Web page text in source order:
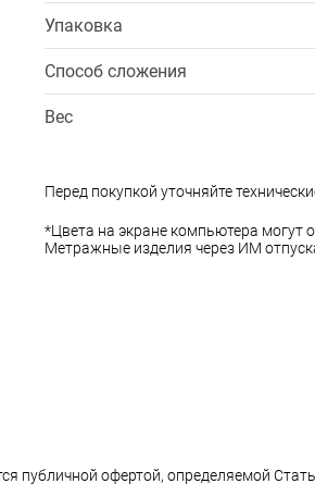
Упаковка
Способ сложения
Вес
Перед покупкой уточняйте
*Цвета на экране компьютера могут
Метражные изделия через ИМ
публичной офертой, определяемой